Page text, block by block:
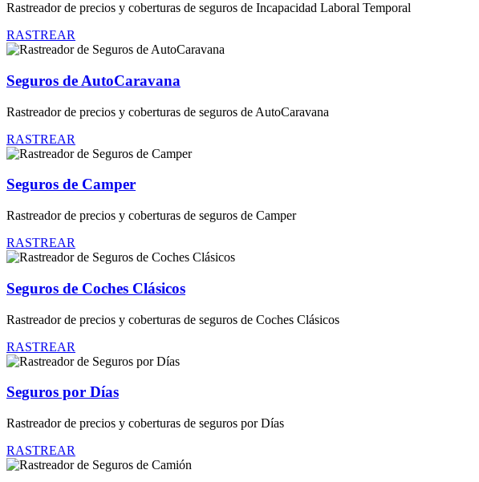
Rastreador de precios y coberturas de seguros de Incapacidad Laboral Temporal
RASTREAR
Seguros de AutoCaravana
Rastreador de precios y coberturas de seguros de AutoCaravana
RASTREAR
Seguros de Camper
Rastreador de precios y coberturas de seguros de Camper
RASTREAR
Seguros de Coches Clásicos
Rastreador de precios y coberturas de seguros de Coches Clásicos
RASTREAR
Seguros por Días
Rastreador de precios y coberturas de seguros por Días
RASTREAR